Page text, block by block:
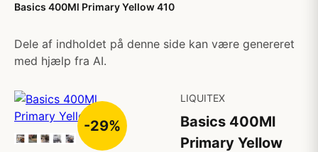
Basics 400Ml Primary Yellow 410
Dele af indholdet på denne side kan være genereret
med hjælp fra AI.
-29%
LIQUITEX
Basics 400Ml
Primary Yellow